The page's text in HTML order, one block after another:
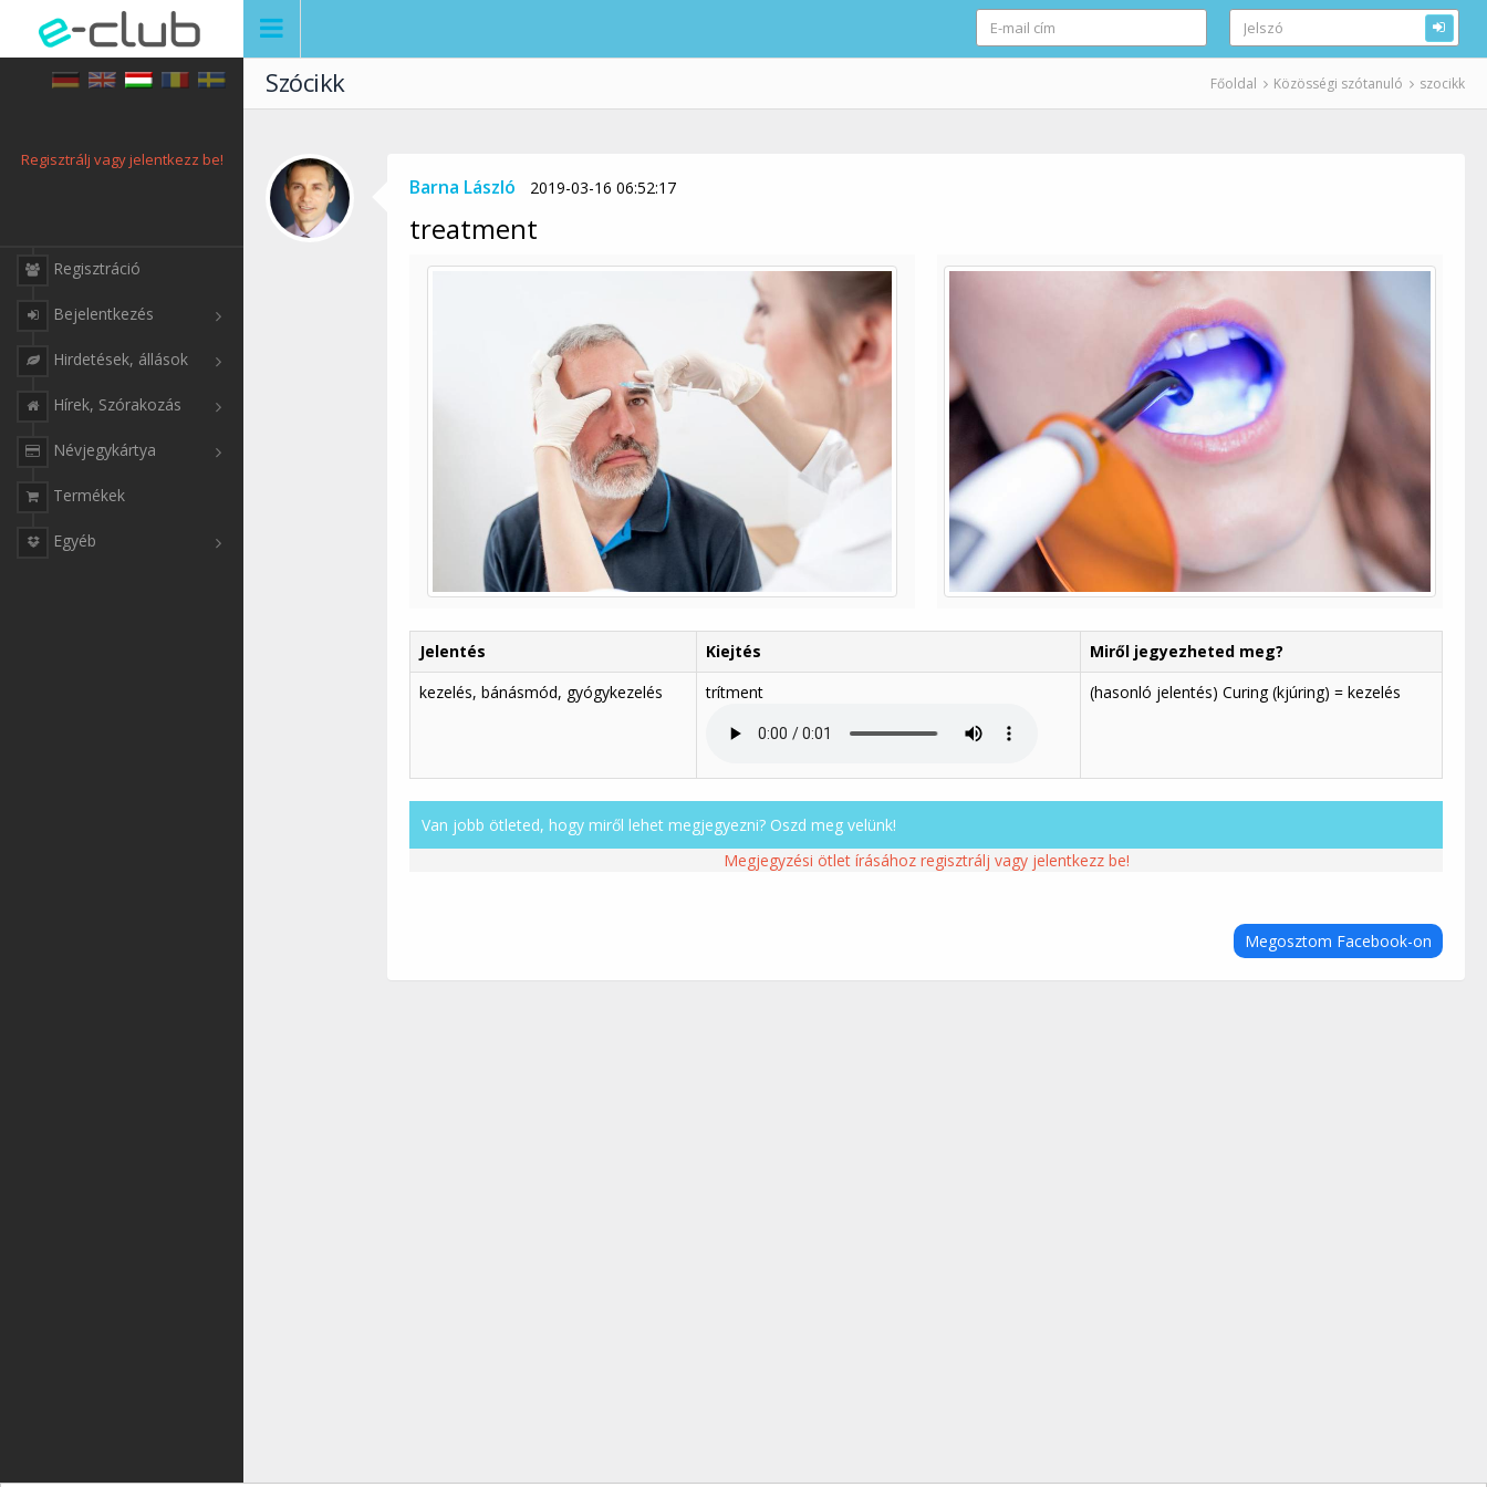
Regisztrálj vagy jelentkezz be!
Regisztráció
Bejelentkezés
Hirdetések, állások
Hírek, Szórakozás
Névjegykártya
Termékek
Egyéb
Szócikk Főoldal Közösségi szótanuló szocikk
Barna László 2019-03-16 06:52:17
treatment
Jelentés Kiejtés
Miről jegyezheted meg?
kezelés, bánásmód, gyógykezelés
trítment (hasonló jelentés) Curing (kjúring) = kezelés
Van jobb ötleted, hogy miről lehet megjegyezni? Oszd meg velünk!
Megjegyzési ötlet írásához regisztrálj vagy jelentkezz be!
Megosztom Facebook-on